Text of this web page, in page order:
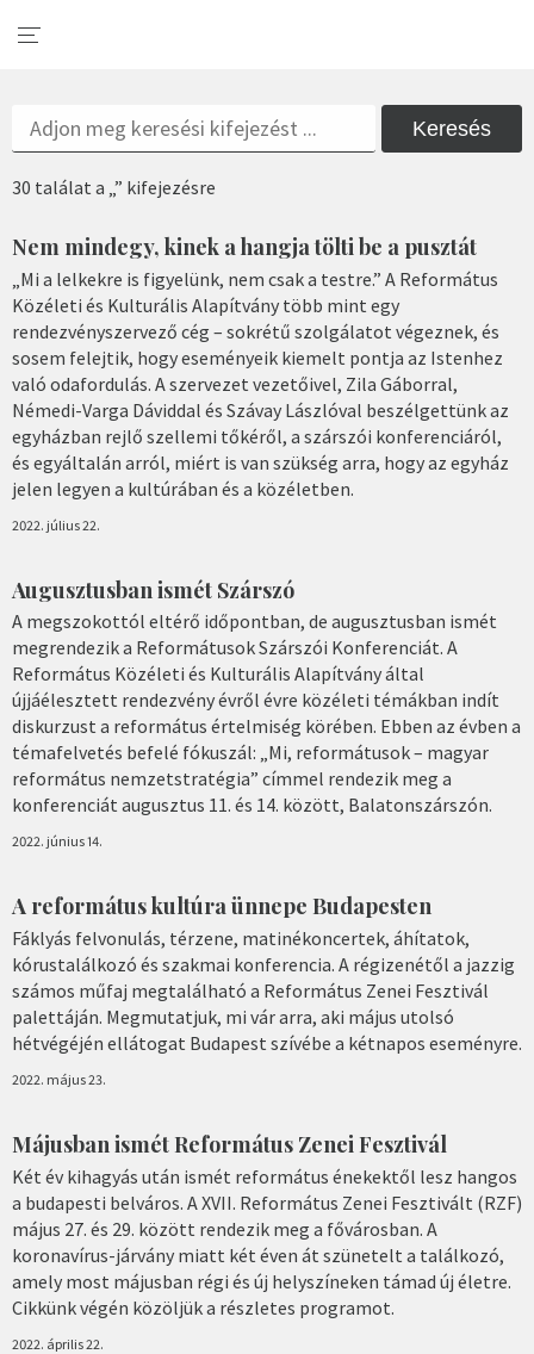
Keresés
30 találat a „” kifejezésre
Nem mindegy, kinek a hangja tölti be a pusztát
„Mi a lelkekre is figyelünk, nem csak a testre.” A Református
Közéleti és Kulturális Alapítvány több mint egy
rendezvényszervező cég – sokrétű szolgálatot végeznek, és
sosem felejtik, hogy eseményeik kiemelt pontja az Istenhez
való odafordulás. A szervezet vezetőivel, Zila Gáborral,
Némedi-Varga Dáviddal és Szávay Lászlóval beszélgettünk az
egyházban rejlő szellemi tőkéről, a szárszói konferenciáról,
és egyáltalán arról, miért is van szükség arra, hogy az egyház
jelen legyen a kultúrában és a közéletben.
2022. július 22.
Augusztusban ismét Szárszó
A megszokottól eltérő időpontban, de augusztusban ismét
megrendezik a Reformátusok Szárszói Konferenciát. A
Református Közéleti és Kulturális Alapítvány által
újjáélesztett rendezvény évről évre közéleti témákban indít
diskurzust a református értelmiség körében. Ebben az évben a
témafelvetés befelé fókuszál: „Mi, reformátusok – magyar
református nemzetstratégia” címmel rendezik meg a
konferenciát augusztus 11. és 14. között, Balatonszárszón.
2022. június 14.
A református kultúra ünnepe Budapesten
Fáklyás felvonulás, térzene, matinékoncertek, áhítatok,
kórustalálkozó és szakmai konferencia. A régizenétől a jazzig
számos műfaj megtalálható a Református Zenei Fesztivál
palettáján. Megmutatjuk, mi vár arra, aki május utolsó
hétvégéjén ellátogat Budapest szívébe a kétnapos eseményre.
2022. május 23.
Májusban ismét Református Zenei Fesztivál
Két év kihagyás után ismét református énekektől lesz hangos
a budapesti belváros. A XVII. Református Zenei Fesztivált (RZF)
május 27. és 29. között rendezik meg a fővárosban. A
koronavírus-járvány miatt két éven át szünetelt a találkozó,
amely most májusban régi és új helyszíneken támad új életre.
Cikkünk végén közöljük a részletes programot.
2022. április 22.